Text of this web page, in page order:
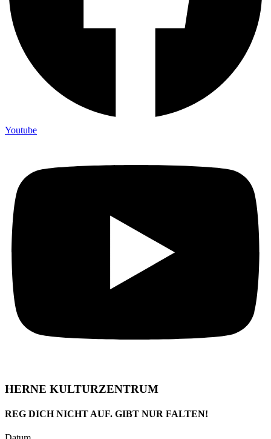
Youtube
HERNE KULTURZENTRUM
REG DICH NICHT AUF. GIBT NUR FALTEN!